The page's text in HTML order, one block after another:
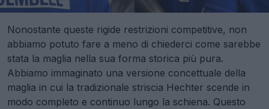
Nonostante queste rigide restrizioni competitive, non
abbiamo potuto fare a meno di chiederci come sarebbe
stata la maglia nella sua forma storica più pura.
Abbiamo immaginato una versione concettuale della
maglia in cui la tradizionale striscia Hechter scende in
modo completo e continuo lungo la schiena. Questo